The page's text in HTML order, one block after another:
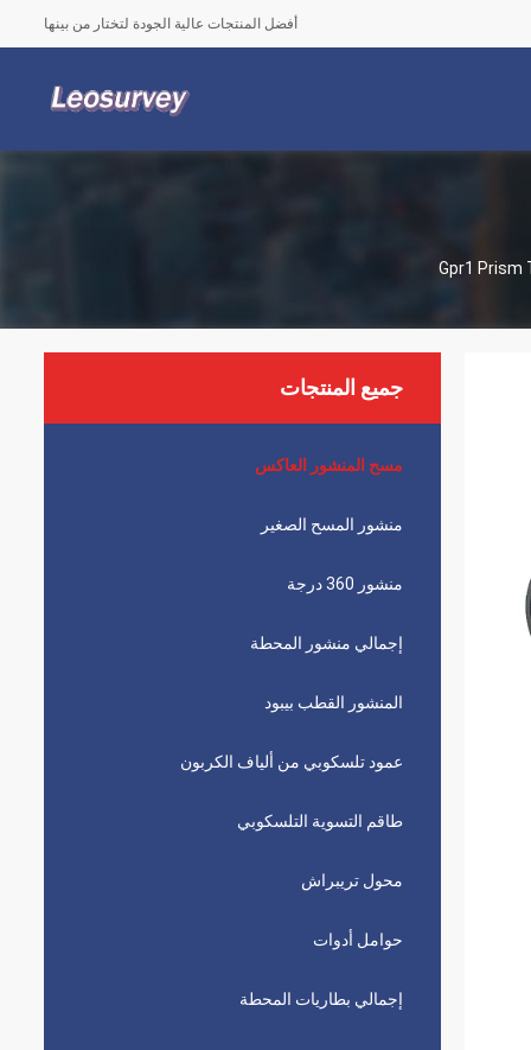
أفضل المنتجات عالية الجودة لتختار من بينها
Gpr1 Prism
جميع المنتجات
مسح المنشور العاكس
منشور المسح الصغير
منشور 360 درجة
إجمالي منشور المحطة
المنشور القطب بيبود
عمود تلسكوبي من ألياف الكربون
طاقم التسوية التلسكوبي
محول تريبراش
حوامل أدوات
إجمالي بطاريات المحطة